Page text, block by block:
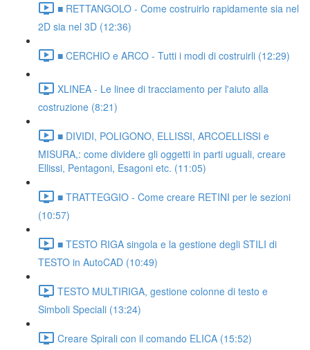
■ RETTANGOLO - Come costruirlo rapidamente sia nel
2D sia nel 3D (12:36)
■ CERCHIO e ARCO - Tutti i modi di costruirli (12:29)
XLINEA - Le linee di tracciamento per l'aiuto alla
costruzione (8:21)
■ DIVIDI, POLIGONO, ELLISSI, ARCOELLISSI e
MISURA,: come dividere gli oggetti in parti uguali, creare
Ellissi, Pentagoni, Esagoni etc. (11:05)
■ TRATTEGGIO - Come creare RETINI per le sezioni
(10:57)
■ TESTO RIGA singola e la gestione degli STILI di
TESTO in AutoCAD (10:49)
TESTO MULTIRIGA, gestione colonne di testo e
Simboli Speciali (13:24)
Creare Spirali con il comando ELICA (15:52)